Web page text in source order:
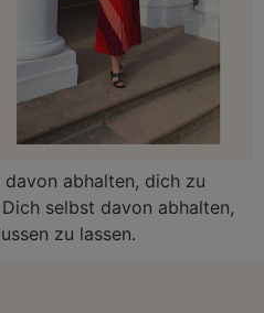
abhalten, dich zu
selbst davon abhalten,
zu lassen.